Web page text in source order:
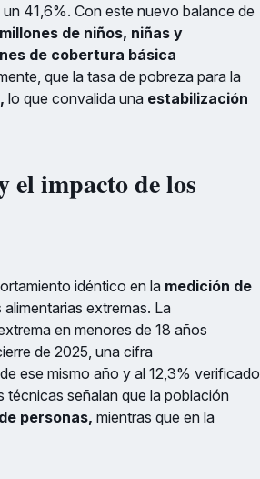
41,6%. Con este nuevo balance de
millones de niños, niñas y
de cobertura básica
que la tasa de pobreza para la
lo que convalida una estabilización
el impacto de los
idéntico en la medición de
extremas. La
en menores de 18 años
de 2025, una cifra
ese mismo año y al 12,3% verificado
técnicas señalan que la población
personas, mientras que en la